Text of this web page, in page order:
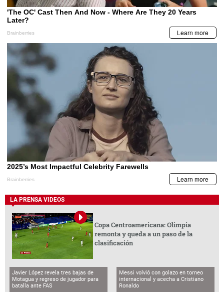
LA PRENSA VIDEOS
Copa Centroamericana: Olimpia
remonta y queda a un paso de la
clasificación
Javier López revela tres bajas de
Motagua y regreso de jugador para
batalla ante FAS
Messi volvió con golazo en torneo
internacional y acecha a Cristiano
Ronaldo